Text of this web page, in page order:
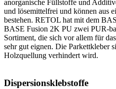
anorganische Füllstoffe und
und lösemittelfrei und können aus
bestehen. RETOL hat mit dem
BASE Fusion 2K PU zwei PUR-
Sortiment, die sich vor allem für
sehr gut eignen. Die Parkettkleber
Holzquellung verhindert wird.
Dispersionsklebstoffe